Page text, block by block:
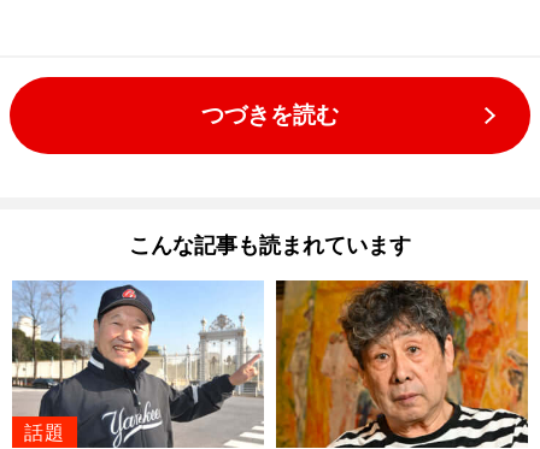
つづきを読む
こんな記事も読まれています
話題